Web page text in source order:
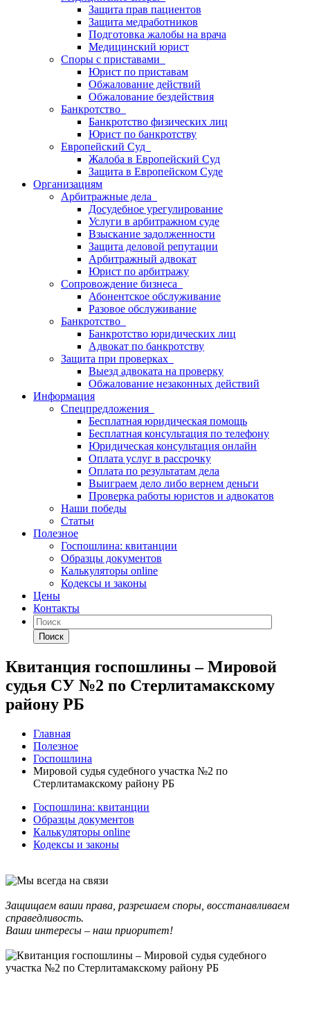
Защита прав пациентов
Защита медработников
Подготовка жалобы на врача
Медицинский юрист
Споры с приставами
Юрист по приставам
Обжалование действий
Обжалование бездействия
Банкротство
Банкротство физических лиц
Юрист по банкротству
Европейский Суд
Жалоба в Европейский Суд
Защита в Европейском Суде
Организациям
Арбитражные дела
Досудебное урегулирование
Услуги в арбитражном суде
Взыскание задолженности
Защита деловой репутации
Арбитражный адвокат
Юрист по арбитражу
Сопровождение бизнеса
Абонентское обслуживание
Разовое обслуживание
Банкротство
Банкротство юридических лиц
Адвокат по банкротству
Защита при проверках
Выезд адвоката на проверку
Обжалование незаконных действий
Информация
Спецпредложения
Бесплатная юридическая помощь
Бесплатная консультация по телефону
Юридическая консультация онлайн
Оплата услуг в рассрочку
Оплата по результатам дела
Выиграем дело либо вернем деньги
Проверка работы юристов и адвокатов
Наши победы
Статьи
Полезное
Госпошлина: квитанции
Образцы документов
Калькуляторы online
Кодексы и законы
Цены
Контакты
Поиск
Квитанция госпошлины – Мировой
судья СУ №2 по Стерлитамакскому
району РБ
Главная
Полезное
Госпошлина
Мировой судья судебного участка №2 по
Стерлитамакскому району РБ
Госпошлина: квитанции
Образцы документов
Калькуляторы online
Кодексы и законы
Защищаем ваши права, разрешаем споры, восстанавливаем
справедливость.
Ваши интересы – наш приоритет!